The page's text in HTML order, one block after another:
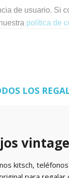
de usuario.
política de
LOS
vintage
kitsch,